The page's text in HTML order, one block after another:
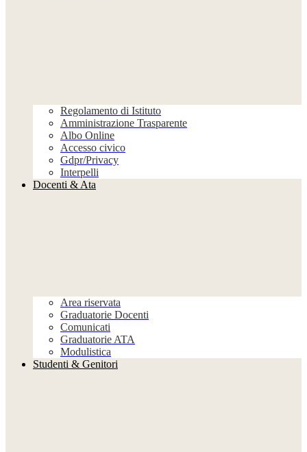
Regolamento di Istituto
Amministrazione Trasparente
Albo Online
Accesso civico
Gdpr/Privacy
Interpelli
Docenti & Ata
Area riservata
Graduatorie Docenti
Comunicati
Graduatorie ATA
Modulistica
Studenti & Genitori